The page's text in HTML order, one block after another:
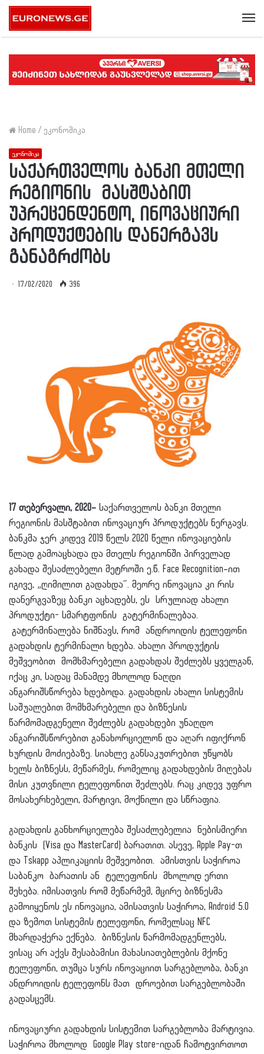
Home / ეკონომიკა
ეკონომიკა
საქართველოს ბანკი მთელი
რეგიონის მასშტაბით
უპრეცენდენტო, ინოვაციური
პროდუქტების დანერგავს
განაგრძობს
17/02/2020 396
17 თებერვალი, 2020– საქართველოს ბანკი მთელი
რეგიონის მასშტაბით ინოვაციურ პროდუქტებს ნერგავს.
ბანკმა ჯერ კიდევ 2019 წელს 2020 წელი ინოვაციების
წლად გამოაცხადა და მთელს რეგიონში პირველად
გახადა შესაძლებელი მეტროში ე.წ. Face Recognition–ით
იგივე, „ღიმილით გადახდა“. მეორე ინოვაცია კი რის
დანერგვაზეც ბანკი აცხადებს, ეს სრულიად ახალი
პროდუქტი- სმარტფონის გატერმინალებაა.
გატერმინალება ნიშნავს, რომ ანდროიდის ტელეფონი
გადახდის ტერმინალი ხდება. ახალი პროდუქტის
მეშვეობით მომხმარებელი გადახდას შეძლებს ყველგან,
იქაც კი, სადაც მანამდე მხოლოდ ნაღდი
ანგარიშსწორება ხდებოდა. გადახდის ახალი სისტემის
საშუალებით მომხმარებელი და ბიზნესის
წარმომადგენელი შეძლებს გადახდები უნაღდო
ანგარიშსწორებით განახორციელონ და აღარ იფიქრონ
ხურდის მოძიებაზე. სიახლე განსაკუთრებით უწყობს
ხელს ბიზნესს, მეწარმეს, რომელიც გადახდების მიღებას
მისი კუთვნილი ტელეფონით შეძლებს. რაც კიდევ უფრო
მოსახერხებელი, მარტივი, მოქნილი და სწრაფია.
გადახდის განხორციელება შესაძლებელია ნებისმიერი
ბანკის (Visa და MasterCard) ბარათით. ასევე, Apple Pay-თ
და Tskapp აპლიკაციის მეშვეობით. ამისთვის საჭიროა
საბანკო ბარათის ან ტელეფონის მხოლოდ ერთი
შეხება. იმისათვის რომ მეწარმემ, მცირე ბიზნესმა
გამოიყენოს ეს ინოვაცია, ამისათვის საჭიროა, Android 5.0
და ზემოთ სისტემის ტელეფონი, რომელსაც NFC
მხარდაჭერა ექნება. ბიზნესის წარმომადგენლებს,
ვისაც არ აქვს შესაბამისი მახასიათებლების მქონე
ტელეფონი, თუმცა სურს ინოვაციით სარგებლობა, ბანკი
ანდროიდის ტელეფონს მათ დროებით სარგებლობაში
გადასცემს.
ინოვაციური გადახდის სისტემით სარგებლობა მარტივია.
საჭიროა მხოლოდ Google Play store-იდან ჩამოტვირთოთ